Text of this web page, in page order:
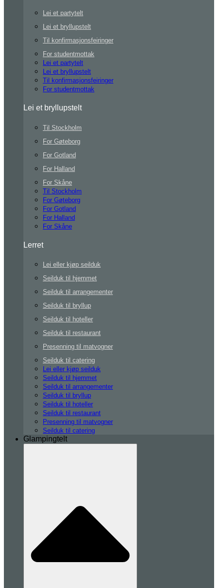
Lei et partytelt
Lei et bryllupstelt
Til konfirmasjonsfeiringer
For studentmottak
Lei et partytelt
Lei et bryllupstelt
Til konfirmasjonsfeiringer
For studentmottak
Lei et bryllupstelt
Til Stockholm
For Gøteborg
For Gotland
For Halland
For Skåne
Til Stockholm
For Gøteborg
For Gotland
For Halland
For Skåne
Lerret
Lei eller kjøp seilduk
Seilduk til hjemmet
Seilduk til arrangementer
Seilduk til bryllup
Seilduk til hoteller
Seilduk til restaurant
Presenning til matvogner
Seilduk til catering
Lei eller kjøp seilduk
Seilduk til hjemmet
Seilduk til arrangementer
Seilduk til bryllup
Seilduk til hoteller
Seilduk til restaurant
Presenning til matvogner
Seilduk til catering
Glampingtelt